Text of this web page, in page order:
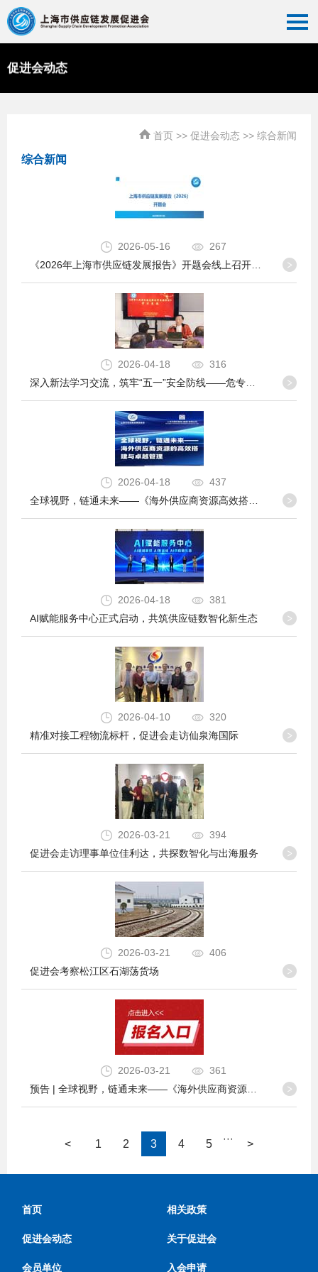
促进会动态
综合新闻
首页 >> 促进会动态 >> 综合新闻
2026-05-16
267
《2026年上海市供应链发展报告》开题会线上召开——聚焦智能经济、绿色韧性、全球布局，构建上海现代供应链新蓝图
2026-04-18
316
深入新法学习交流，筑牢“五一”安全防线——危专委走进会员企业开展新法宣传与节前安全督导
2026-04-18
437
2026-04-18
381
AI赋能服务中心正式启动，共筑供应链数智化新生态
2026-04-10
320
精准对接工程物流标杆，促进会走访仙泉海国际
2026-03-21
394
促进会走访理事单位佳利达，共探数智化与出海服务
2026-03-21
406
促进会考察松江区石湖荡货场
2026-03-21
361
预告 | 全球视野，链通未来——《海外供应商资源的高效搭建与卓越管理》论坛
< 1 2 3 4 5 ··· >
首页
促进会动态
会员单位
相关政策
关于促进会
入会申请